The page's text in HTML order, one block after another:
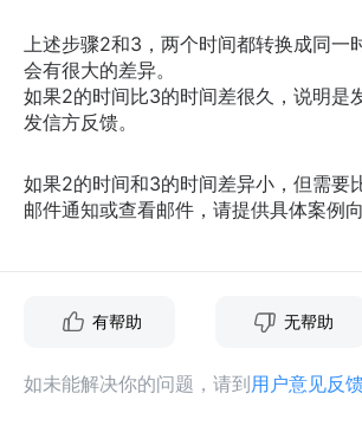
上述步骤2和3，两个时间都转换成同一
会有很大的差异。
如果2的时间比3的时间差很久，说明是
发信方反馈。
如果2的时间和3的时间差异小，但需要
邮件通知或查看邮件，请提供具体案例向
有帮助 无帮助
如未能解决你的问题，请到用户意见反